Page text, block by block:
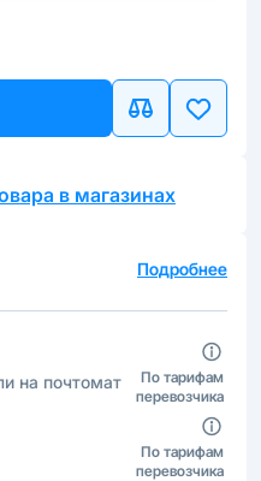
в магазинах
Подробнее
на почтомат
По тарифам
перевозчика
По тарифам
перевозчика